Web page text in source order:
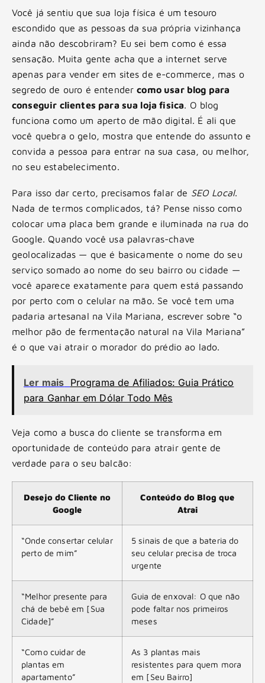
Você já sentiu que sua loja física é um tesouro
escondido que as pessoas da sua própria vizinhança
ainda não descobriram? Eu sei bem como é essa
sensação. Muita gente acha que a internet serve
apenas para vender em sites de e-commerce, mas o
segredo de ouro é entendercomo usar blog para
conseguir clientes para sua loja fisica. O blog
funciona como um aperto de mão digital. É ali que
você quebra o gelo, mostra que entende do assunto e
convida a pessoa para entrar na sua casa, ou melhor,
no seu estabelecimento.
Para isso dar certo, precisamos falar de SEO Local.
Nada de termos complicados, tá? Pense nisso como
colocar uma placa bem grande e iluminada na rua do
Google. Quando você usa palavras-chave
geolocalizadas — que é basicamente o nome do seu
serviço somado ao nome do seu bairro ou cidade —
você aparece exatamente para quem está passando
por perto com o celular na mão. Se você tem uma
padaria artesanal na Vila Mariana, escrever sobre “o
melhor pão de fermentação natural na Vila Mariana”
é o que vai atrair o morador do prédio ao lado.
Ler mais Programa de Afiliados: Guia Prático
para Ganhar em Dólar Todo Mês
Veja como a busca do cliente se transforma em
oportunidade de conteúdo para atrair gente de
verdade para o seu balcão:
Desejo do Cliente no
Google
Conteúdo do Blog que
Atrai
“Onde consertar celular
perto de mim”
5 sinais de que a bateria do
seu celular precisa de troca
urgente
“Melhor presente para
chá de bebê em [Sua
Cidade]”
Guia de enxoval: O que não
pode faltar nos primeiros
meses
“Como cuidar de
plantas em
apartamento”
As 3 plantas mais
resistentes para quem mora
em [Seu Bairro]